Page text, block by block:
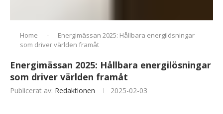
Home -
Energimässan 2025: Hållbara energilösningar
som driver världen framåt
Energimässan 2025: Hållbara energilösningar
som driver världen framåt
Publicerat av: Redaktionen 2025-02-03